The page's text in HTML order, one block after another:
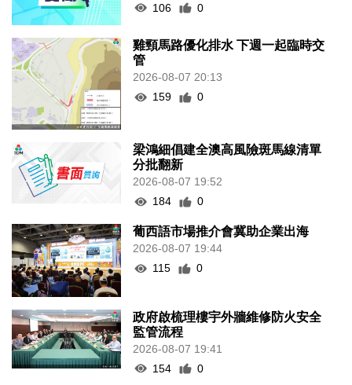
106
0
雞頸馬路優化排水 下週一起臨時交
管
2026-08-07 20:13
159
0
梁鴻細倡建全澳高風險斑馬線清單
分批翻新
2026-08-07 19:52
184
0
葡西語市場推介會冀助企業出海
2026-08-07 19:44
115
0
政府啟梳理樓宇外牆維修防火安全
監管流程
2026-08-07 19:41
154
0